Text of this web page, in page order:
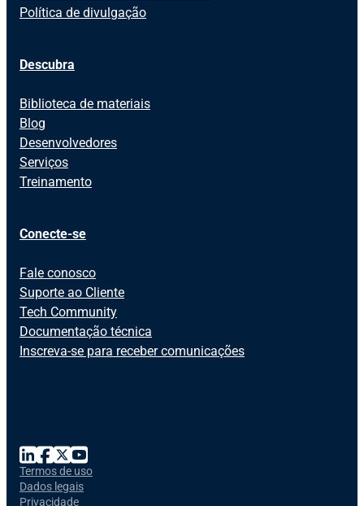
Política de divulgação
Descubra
Biblioteca de materiais
Blog
Desenvolvedores
Serviços
Treinamento
Conecte-se
Fale conosco
Suporte ao Cliente
Tech Community
Documentação técnica
Inscreva-se para receber comunicações
Termos de uso
Dados legais
Privacidade